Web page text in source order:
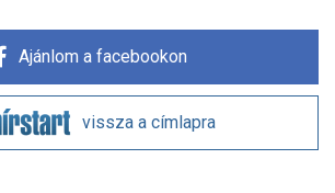
Ajánlom a facebookon
vissza a címlapra